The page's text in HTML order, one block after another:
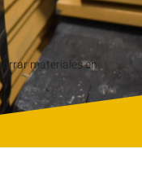
materiales en